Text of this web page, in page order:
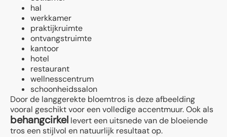
hal
werkkamer
praktijkruimte
ontvangstruimte
kantoor
hotel
restaurant
wellnesscentrum
schoonheidssalon
Door de langgerekte bloemtros is deze afbeelding
vooral geschikt voor een volledige accentmuur. Ook als
behangcirkel levert een uitsnede van de bloeiende
tros een stijlvol en natuurlijk resultaat op.